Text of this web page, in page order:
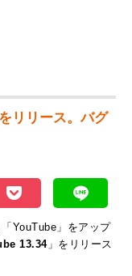
リリース。バグ
YouTube」をアップ
13.34」をリリース